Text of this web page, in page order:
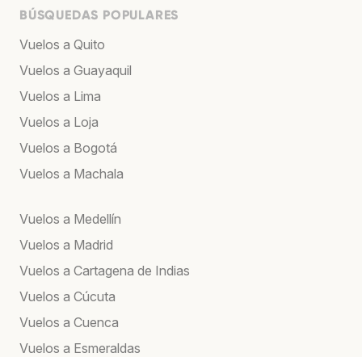
BÚSQUEDAS POPULARES
Vuelos a Quito
Vuelos a Guayaquil
Vuelos a Lima
Vuelos a Loja
Vuelos a Bogotá
Vuelos a Machala
Vuelos a Medellín
Vuelos a Madrid
Vuelos a Cartagena de Indias
Vuelos a Cúcuta
Vuelos a Cuenca
Vuelos a Esmeraldas